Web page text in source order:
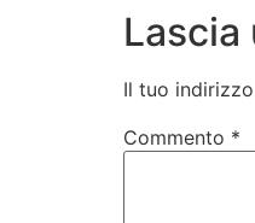
Lascia
Il tuo
Commento *